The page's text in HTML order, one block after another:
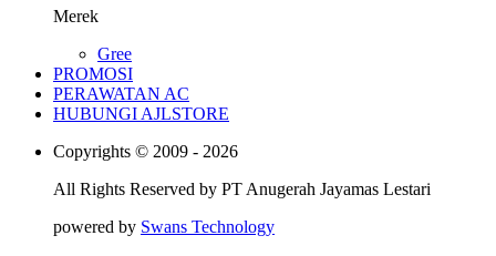
Merek
Gree
PROMOSI
PERAWATAN AC
HUBUNGI AJLSTORE
Copyrights © 2009 - 2026
All Rights Reserved by PT Anugerah Jayamas Lestari
powered by Swans Technology